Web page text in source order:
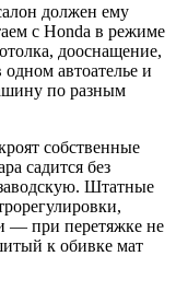
должен ему
с Honda в режиме
дооснащение,
одном автоателье и
по разным
собственные
садится без
Штатные
— при перетяжке не
к обивке мат